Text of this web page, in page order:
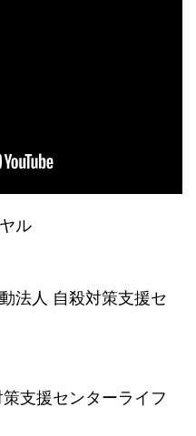
ル
法人 自殺対策支援セ
支援センターライフ